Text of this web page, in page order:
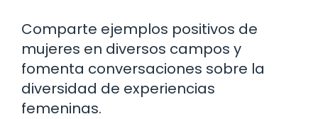
Comparte ejemplos positivos de
mujeres en diversos campos y
fomenta conversaciones sobre la
diversidad de experiencias
femeninas.